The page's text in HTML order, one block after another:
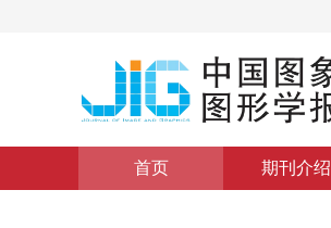
首页 期刊介绍